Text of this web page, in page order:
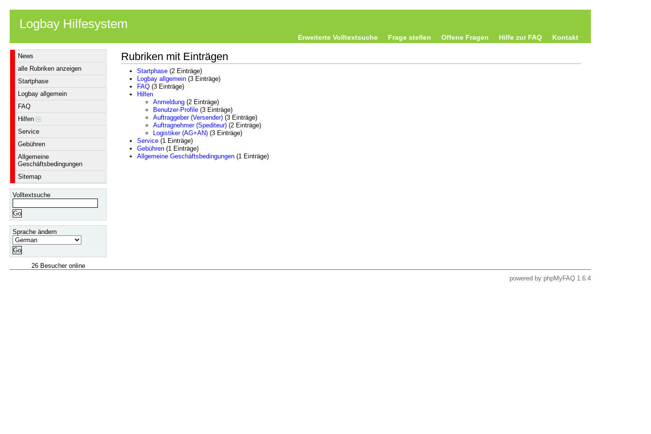
Logbay Hilfesystem
Kontakt
Hilfe zur FAQ
Offene Fragen
Frage stellen
Erweiterte Volltextsuche
News
alle Rubriken anzeigen
Startphase
Logbay allgemein
FAQ
Hilfen
Service
Gebühren
Allgemeine
Geschäftsbedingungen
Sitemap
Volltextsuche
Sprache ändern
26 Besucher online
Rubriken mit Einträgen
Startphase(2 Einträge)
Logbay allgemein(3 Einträge)
FAQ(3 Einträge)
Hilfen
Anmeldung(2 Einträge)
Benutzer-Profile(3 Einträge)
Auftraggeber (Versender)(3 Einträge)
Auftragnehmer (Spediteur)(2 Einträge)
Logistiker (AG+AN)(3 Einträge)
Service(1 Einträge)
Gebühren(1 Einträge)
Allgemeine Geschäftsbedingungen(1 Einträge)
powered by phpMyFAQ 1.6.4